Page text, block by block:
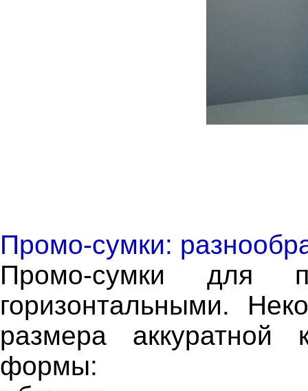
Промо-сумки:
Промо-сумки для
горизонтальными.
размера аккуратной
формы: